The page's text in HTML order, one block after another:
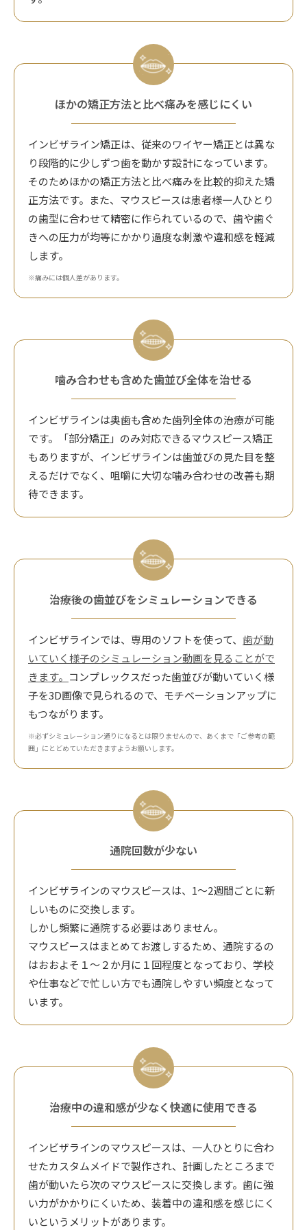
ほかの矯正方法と比べ痛みを感じにくい
インビザライン矯正は、従来のワイヤー矯正とは異な
り段階的に少しずつ歯を動かす設計になっています。
そのためほかの矯正方法と比べ痛みを比較的抑えた矯
正方法です。また、マウスピースは患者様一人ひとり
の歯型に合わせて精密に作られているので、歯や歯ぐ
きへの圧力が均等にかかり過度な刺激や違和感を軽減
します。
※痛みには個人差があります。
噛み合わせも含めた歯並び全体を治せる
インビザラインは奥歯も含めた歯列全体の治療が可能
です。「部分矯正」のみ対応できるマウスピース矯正
もありますが、インビザラインは歯並びの見た目を整
えるだけでなく、咀嚼に大切な噛み合わせの改善も期
待できます。
治療後の歯並びをシミュレーションできる
インビザラインでは、専用のソフトを使って、 歯が動
いていく様子のシミュレーション動画を見ることがで
きます。 コンプレックスだった歯並びが動いていく様
子を3D画像で見られるので、モチベーションアップに
もつながります。
※必ずシミュレーション通りになるとは限りませんので、あくまで「ご参考の範
囲」にとどめていただきますようお願いします。
通院回数が少ない
インビザラインのマウスピースは、1～2週間ごとに新
しいものに交換します。
しかし頻繁に通院する必要はありません。
マウスピースはまとめてお渡しするため、通院するの
はおおよそ１～２か月に１回程度となっており、学校
や仕事などで忙しい方でも通院しやすい頻度となって
います。
治療中の違和感が少なく快適に使用できる
インビザラインのマウスピースは、一人ひとりに合わ
せたカスタムメイドで製作され、計画したところまで
歯が動いたら次のマウスピースに交換します。歯に強
い力がかかりにくいため、装着中の違和感を感じにく
いというメリットがあります。